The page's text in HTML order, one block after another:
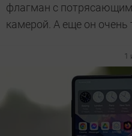
флагман с
камерой. А еще он очень
1